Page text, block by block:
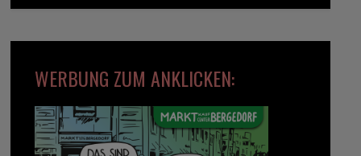
WERBUNG ZUM ANKLICKEN: